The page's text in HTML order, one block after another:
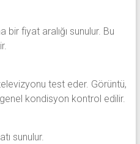
fiyat aralığı sunulur. Bu
test eder. Görüntü,
kondisyon kontrol edilir.
sunulur.